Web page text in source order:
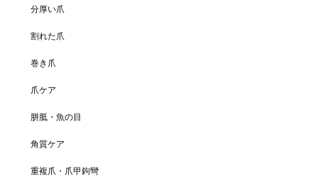
分厚い爪
割れた爪
巻き爪
爪ケア
胼胝・魚の目
角質ケア
重複爪・爪甲鉤彎